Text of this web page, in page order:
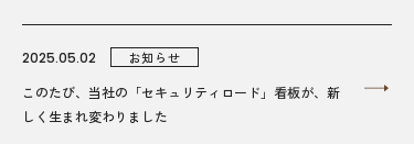
2025.05.02 お知らせ
このたび、当社の「セキュリティロード」看板が、新
しく生まれ変わりました